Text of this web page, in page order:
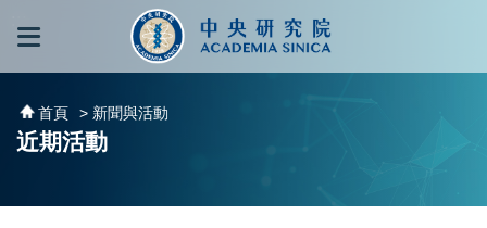
跳到主要內容區塊
首頁 > 新聞與活動
近期活動